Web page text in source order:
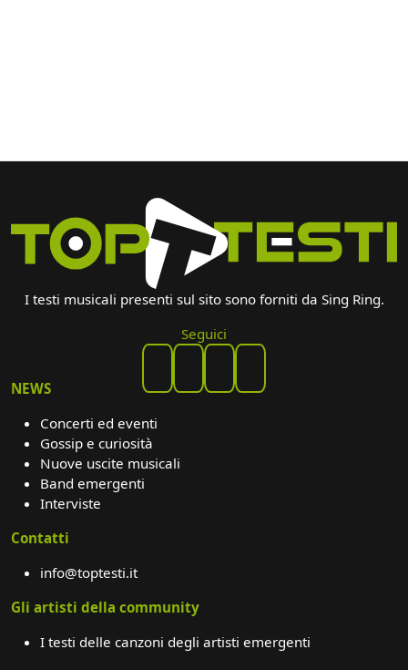
I testi musicali presenti sul sito sono forniti da Sing Ring.
Seguici
NEWS
Concerti ed eventi
Gossip e curiosità
Nuove uscite musicali
Band emergenti
Interviste
Contatti
info@toptesti.it
Gli artisti della community
I testi delle canzoni degli artisti emergenti